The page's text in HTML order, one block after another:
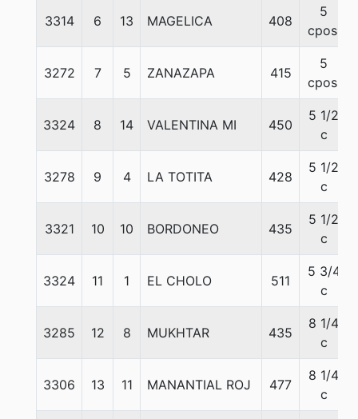
3314 6 13 MAGELICA 408
5
cpos.
3272 7 5 ZANAZAPA 415
5
cpos.
3324 8 14 VALENTINA MI 450
5 1/2
c
3278 9 4 LA TOTITA 428
5 1/2
c
3321 10 10 BORDONEO 435
5 1/2
c
3324 11 1 EL CHOLO 511
5 3/4
c
3285 12 8 MUKHTAR 435
8 1/4
c
3306 13 11 MANANTIAL ROJ 477
8 1/4
c